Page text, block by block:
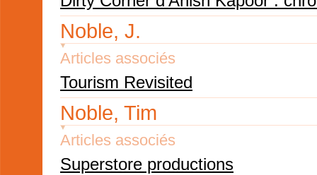
Noble, J.
Articles associés
Tourism Revisited
Noble, Tim
Articles associés
Superstore productions